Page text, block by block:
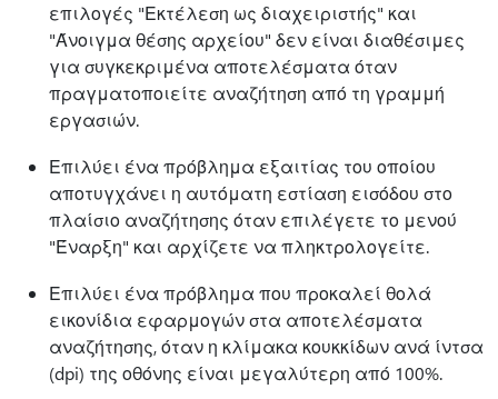
επιλογές "Εκτέλεση ως διαχειριστής" και
"Άνοιγμα θέσης αρχείου" δεν είναι διαθέσιμες
για συγκεκριμένα αποτελέσματα όταν
πραγματοποιείτε αναζήτηση από τη γραμμή
εργασιών.
Επιλύει ένα πρόβλημα εξαιτίας του οποίου
αποτυγχάνει η αυτόματη εστίαση εισόδου στο
πλαίσιο αναζήτησης όταν επιλέγετε το μενού
"Έναρξη" και αρχίζετε να πληκτρολογείτε.
Επιλύει ένα πρόβλημα που προκαλεί θολά
εικονίδια εφαρμογών στα αποτελέσματα
αναζήτησης, όταν η κλίμακα κουκκίδων ανά ίντσα
(dpi) της οθόνης είναι μεγαλύτερη από 100%.